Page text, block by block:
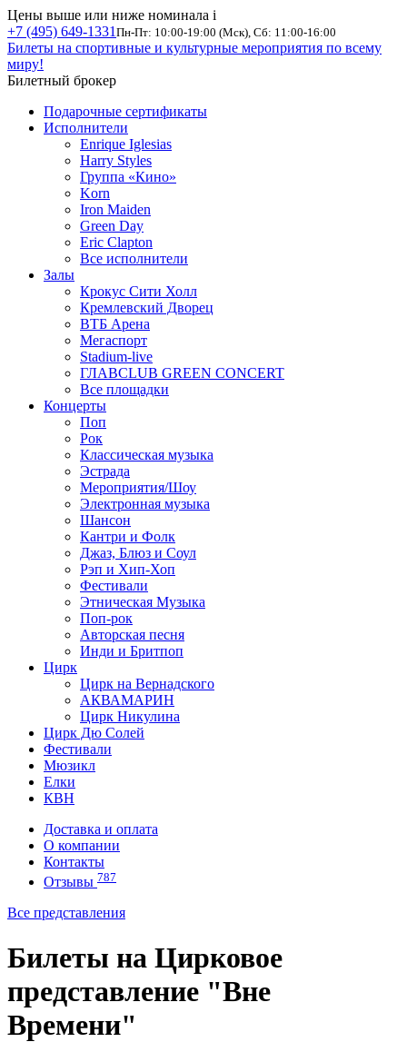
Цены выше или ниже номинала i
+7 (495) 649-1331 Пн-Пт: 10:00-19:00 (Мск), Сб: 11:00-16:00
Билеты на спортивные и культурные мероприятия по всему
миру!
Билетный брокер
Подарочные сертификаты
Исполнители
Enrique Iglesias
Harry Styles
Группа «Кино»
Korn
Iron Maiden
Green Day
Eric Clapton
Все исполнители
Залы
Крокус Сити Холл
Кремлевский Дворец
ВТБ Арена
Мегаспорт
Stadium-live
ГЛАВCLUB GREEN CONCERT
Все площадки
Концерты
Поп
Рок
Классическая музыка
Эстрада
Мероприятия/Шоу
Электронная музыка
Шансон
Кантри и Фолк
Джаз, Блюз и Соул
Рэп и Хип-Хоп
Фестивали
Этническая Музыка
Поп-рок
Авторская песня
Инди и Бритпоп
Цирк
Цирк на Вернадского
АКВАМАРИН
Цирк Никулина
Цирк Дю Солей
Фестивали
Мюзикл
Елки
КВН
Доставка и оплата
О компании
Контакты
Отзывы 787
Все представления
Билеты на Цирковое
представление "Вне
Времени"